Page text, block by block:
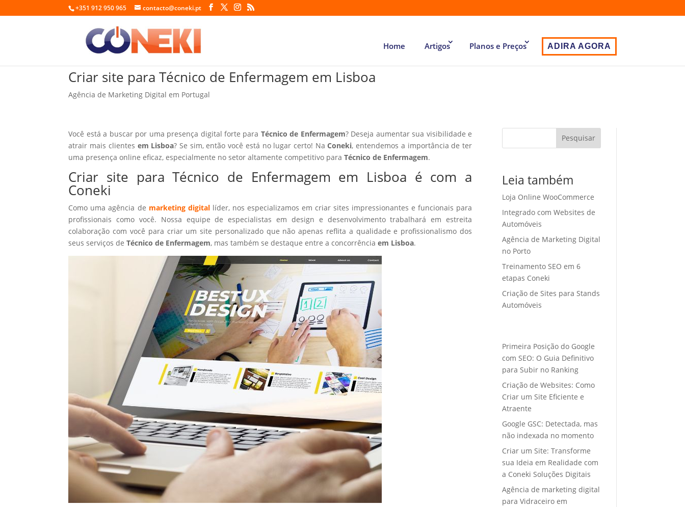
+351 912 950 965 contacto@coneki.pt
Home Artigos Planos e Preços ADIRA AGORA
Criar site para Técnico de Enfermagem em Lisboa
Agência de Marketing Digital em Portugal
Você está a buscar por uma presença digital forte para Técnico de Enfermagem? Deseja aumentar sua visibilidade e
atrair mais clientes em Lisboa? Se sim, então você está no lugar certo! NaConeki, entendemos a importância de ter
uma presença online eficaz, especialmente no setor altamente competitivo paraTécnico de Enfermagem.
Criar site para Técnico de Enfermagem em Lisboa é com a
Coneki
Como uma agência de marketing digitallíder, nos especializamos em criar sites impressionantes e funcionais para
profissionais como você. Nossa equipe de especialistas em design e desenvolvimento trabalhará em estreita
colaboração com você para criar um site personalizado que não apenas reflita a qualidade e profissionalismo dos
seus serviços deTécnico de Enfermagem, mas também se destaque entre a concorrênciaem Lisboa.
Pesquisar
Leia também
Loja Online WooCommerce
Integrado com Websites de
Automóveis
Agência de Marketing Digital
no Porto
Treinamento SEO em 6
etapas Coneki
Criação de Sites para Stands
Automóveis
Primeira Posição do Google
com SEO: O Guia Definitivo
para Subir no Ranking
Criação de Websites: Como
Criar um Site Eficiente e
Atraente
Google GSC: Detectada, mas
não indexada no momento
Criar um Site: Transforme
sua Ideia em Realidade com
a Coneki Soluções Digitais
Agência de marketing digital
para Vidraceiro em